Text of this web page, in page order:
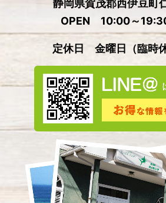
2024年6月
(4)
2024年5月(4)
2024年4月 (2)
2024年3月(5)
2024年2月(3)
2024年1月(3)
2023年12月
2023年11月(2)
2023年10月(5)
静岡県賀茂郡西伊豆町
OPEN 10:00～
定休日 金曜日 （臨時